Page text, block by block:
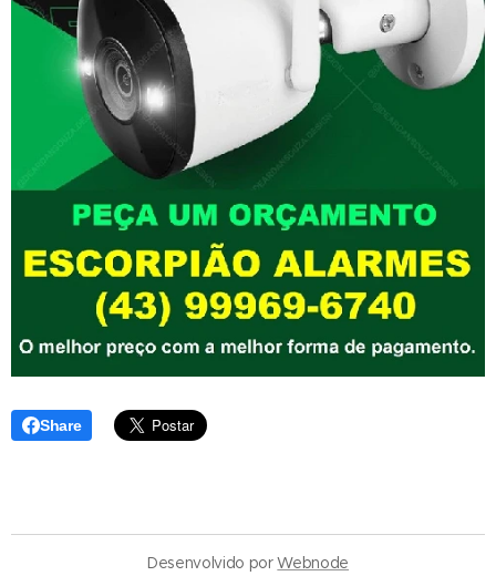
Share
Desenvolvido porWebnode